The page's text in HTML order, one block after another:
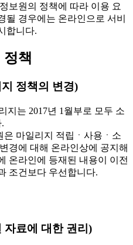
보원의 정책에 따라 이용 요
될 경우에는 온라인으로 서비
합니다.
정책
정책의 변경)
지는 2017년 1월부로 모두 소
마일리지 적립ㆍ사용ㆍ소
경에 대해 온라인상에 공지해
온라인에 등재된 내용이 이전
조건보다 우선합니다.
자료에 대한 권리)